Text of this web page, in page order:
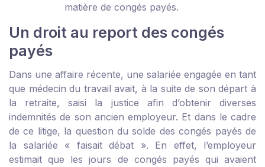
matière de congés payés.
Un droit au report des congés
payés
Dans une affaire récente, une salariée engagée en tant
que médecin du travail avait, à la suite de son départ à
la retraite, saisi la justice afin d’obtenir diverses
indemnités de son ancien employeur. Et dans le cadre
de ce litige, la question du solde des congés payés de
la salariée « faisait débat ». En effet, l’employeur
estimait que les jours de congés payés qui avaient